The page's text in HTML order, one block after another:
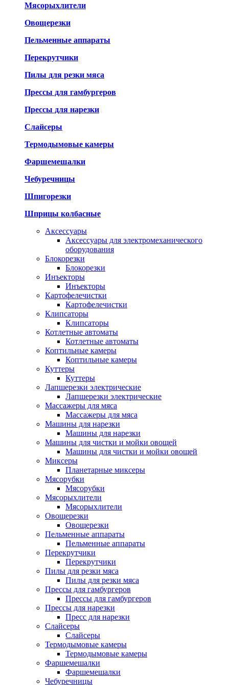
Мясорыхлители
Овощерезки
Пельменные аппараты
Перекрутчики
Пилы для резки мяса
Прессы для гамбургеров
Прессы для нарезки
Слайсеры
Термодымовые камеры
Фаршемешалки
Чебуречницы
Шпигорезки
Шприцы колбасные
Аксессуары
Аксессуары для электромеханического
оборудования
Блокорезки
Блокорезки
Инъекторы
Инъекторы
Картофелечистки
Картофелечистки
Клипсаторы
Клипсаторы
Котлетные автоматы
Котлетные автоматы
Коптильные камеры
Коптильные камеры
Куттеры
Куттеры
Лапшерезки электрические
Лапшерезки электрические
Массажеры для мяса
Массажеры для мяса
Машины для нарезки
Машины для нарезки
Машины для чистки и мойки овощей
Машины для чистки и мойки овощей
Миксеры
Планетарные миксеры
Мясорубки
Мясорубки
Мясорыхлители
Мясорыхлители
Овощерезки
Овощерезки
Пельменные аппараты
Пельменные аппараты
Перекрутчики
Перекрутчики
Пилы для резки мяса
Пилы для резки мяса
Прессы для гамбургеров
Прессы для гамбургеров
Прессы для нарезки
Пресс для нарезки
Слайсеры
Слайсеры
Термодымовые камеры
Термодымовые камеры
Фаршемешалки
Фаршемешалки
Чебуречницы